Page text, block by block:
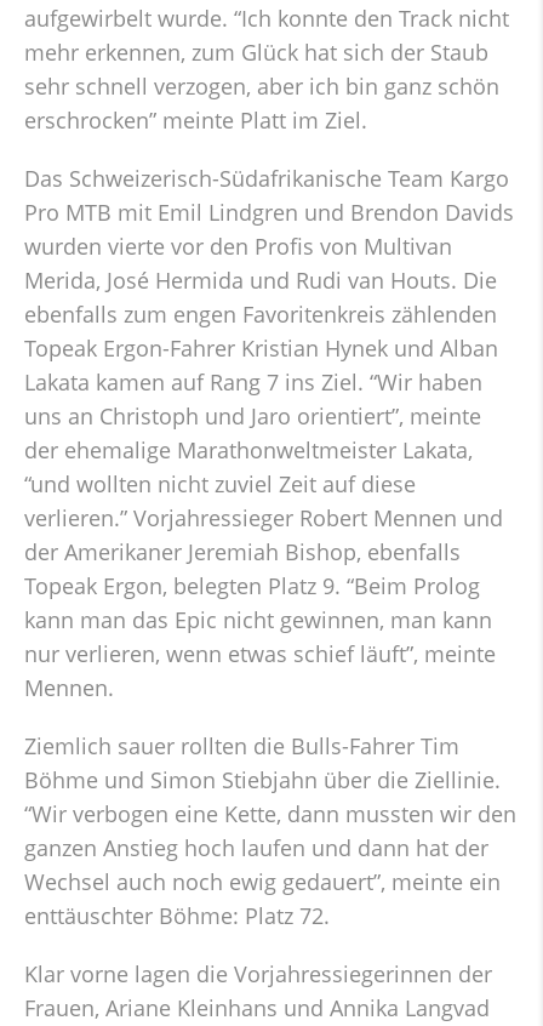
aufgewirbelt wurde. “Ich konnte den Track nicht
mehr erkennen, zum Glück hat sich der Staub
sehr schnell verzogen, aber ich bin ganz schön
erschrocken” meinte Platt im Ziel.
Das Schweizerisch-Südafrikanische Team Kargo
Pro MTB mit Emil Lindgren und Brendon Davids
wurden vierte vor den Profis von Multivan
Merida, José Hermida und Rudi van Houts. Die
ebenfalls zum engen Favoritenkreis zählenden
Topeak Ergon-Fahrer Kristian Hynek und Alban
Lakata kamen auf Rang 7 ins Ziel. “Wir haben
uns an Christoph und Jaro orientiert”, meinte
der ehemalige Marathonweltmeister Lakata,
“und wollten nicht zuviel Zeit auf diese
verlieren.” Vorjahressieger Robert Mennen und
der Amerikaner Jeremiah Bishop, ebenfalls
Topeak Ergon, belegten Platz 9. “Beim Prolog
kann man das Epic nicht gewinnen, man kann
nur verlieren, wenn etwas schief läuft”, meinte
Mennen.
Ziemlich sauer rollten die Bulls-Fahrer Tim
Böhme und Simon Stiebjahn über die Ziellinie.
“Wir verbogen eine Kette, dann mussten wir den
ganzen Anstieg hoch laufen und dann hat der
Wechsel auch noch ewig gedauert”, meinte ein
enttäuschter Böhme: Platz 72.
Klar vorne lagen die Vorjahressiegerinnen der
Frauen, Ariane Kleinhans und Annika Langvad